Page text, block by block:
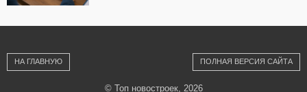
НА ГЛАВНУЮ ПОЛНАЯ ВЕРСИЯ САЙТА
© Топ новостроек, 2026